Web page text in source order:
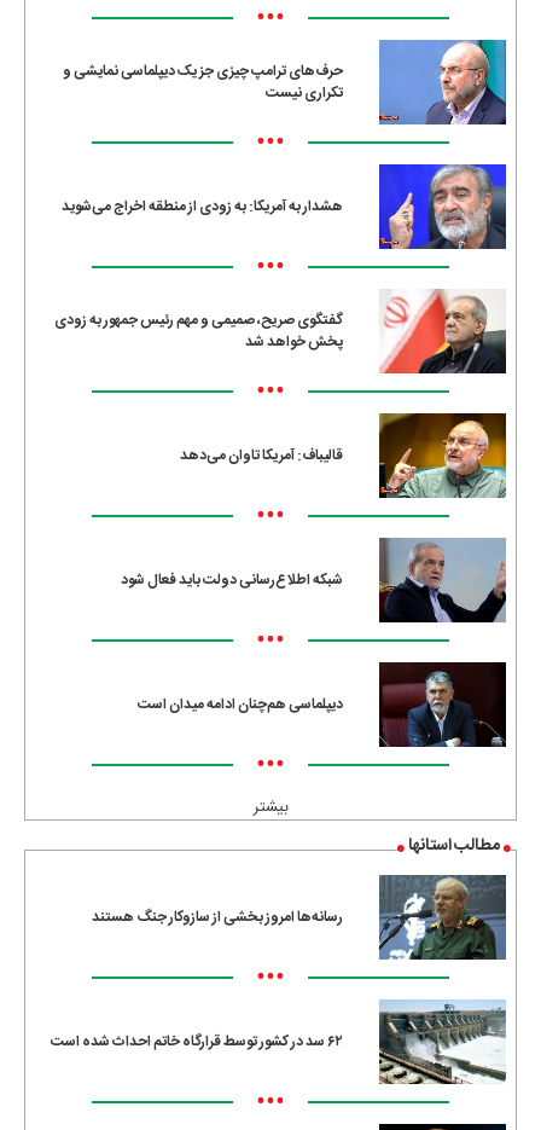
•••
حرف‌های ترامپ چیزی جز یک دیپلماسی نمایشی و
تکراری نیست
•••
هشدار به آمریکا: به زودی از منطقه اخراج می‌شوید
•••
گفتگوی صریح، صمیمی و مهم رئیس جمهور به زودی
پخش خواهد شد
•••
قالیباف: آمریکا تاوان می‌دهد
•••
شبکه اطلاع‌رسانی دولت باید فعال شود
•••
دیپلماسی هم‌چنان ادامه میدان است
•••
بیشتر
مطالب استانها
رسانه‌ها امروز بخشی از سازوکار جنگ هستند
•••
۶۲ سد در کشور توسط قرارگاه خاتم احداث شده است
•••